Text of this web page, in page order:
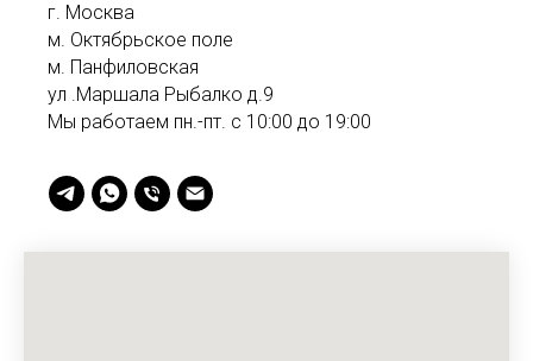
г. Москва
м. Октябрьское поле
м. Панфиловская
ул .Маршала Рыбалко д.9
Мы работаем пн.-пт. с 10:00 до 19:00